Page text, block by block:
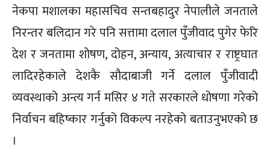
नेकपा मशालका महासचिव सन्तबहादुर नेपालीले जनताले
निरन्तर बलिदान गरे पनि सत्तामा दलाल पुँजीवाद पुगेर फेरि
देश र जनतामा शोषण, दोहन, अन्याय, अत्याचार र राष्ट्रघात
लादिरहेकाले देशकै सौदाबाजी गर्ने दलाल पुँजीवादी
व्यवस्थाको अन्त्य गर्न मसिर ४ गते सरकारले धोषणा गरेको
निर्वाचन बहिष्कार गर्नुको विकल्प नरहेको बताउनुभएको छ
।